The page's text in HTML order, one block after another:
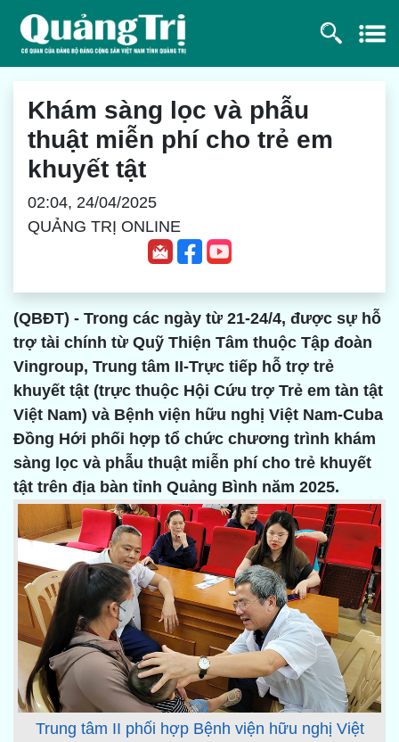
Khám sàng lọc và phẫu
thuật miễn phí cho trẻ em
khuyết tật
02:04, 24/04/2025
QUẢNG TRỊ ONLINE
(QBĐT) - Trong các ngày từ 21-24/4, được sự hỗ
trợ tài chính từ Quỹ Thiện Tâm thuộc Tập đoàn
Vingroup, Trung tâm II-Trực tiếp hỗ trợ trẻ
khuyết tật (trực thuộc Hội Cứu trợ Trẻ em tàn tật
Việt Nam) và Bệnh viện hữu nghị Việt Nam-Cuba
Đồng Hới phối hợp tổ chức chương trình khám
sàng lọc và phẫu thuật miễn phí cho trẻ khuyết
tật trên địa bàn tỉnh Quảng Bình năm 2025.
Trung tâm II phối hợp Bệnh viện hữu nghị Việt